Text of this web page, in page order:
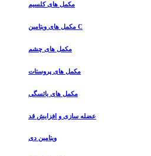
مکمل های کلسیم
مکمل های ویتامین C
مکمل های چشم
مکمل های پروستات
مکمل های یائسگی
عضله سازی و افزایش قد
ویتامین دی